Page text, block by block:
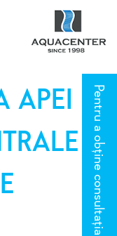
APEI
Pentru a obține consultația